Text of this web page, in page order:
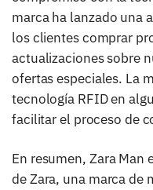
marca ha lanzado una
los clientes comprar
actualizaciones sobre
ofertas especiales. La
tecnología RFID en
facilitar el proceso de
En resumen, Zara Man
de Zara, una marca de